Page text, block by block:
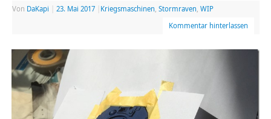
Von DaKapi 23. Mai 2017 Kriegsmaschinen Stormraven WIP
Kommentar hinterlassen